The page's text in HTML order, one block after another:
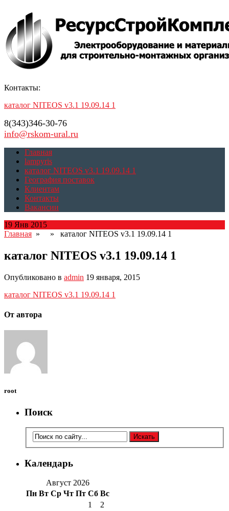
Контакты:
каталог NITEOS v3.1 19.09.14 1
8(343)346-30-76
info@rskom-ural.ru
Главная
lampyris
каталог NITEOS v3.1 19.09.14 1
География поставок
Клиентам
Контакты
Вакансии
19 Янв 2015
Главная » » каталог NITEOS v3.1 19.09.14 1
каталог NITEOS v3.1 19.09.14 1
Опубликовано в admin 19 января, 2015
каталог NITEOS v3.1 19.09.14 1
От автора
root
Поиск
Календарь
Август 2026
Пн Вт Ср Чт Пт Сб Вс
1
2